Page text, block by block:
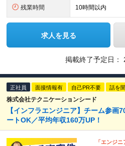
残業時間 10時間以内
求人を見る
掲載終了予定日：
正社員 面接情報有 自己PR不要 話を
株式会社テクニケーションシード
【インフラエンジニア】チーム参画
ートOK／平均年収160万UP！
「エンジ